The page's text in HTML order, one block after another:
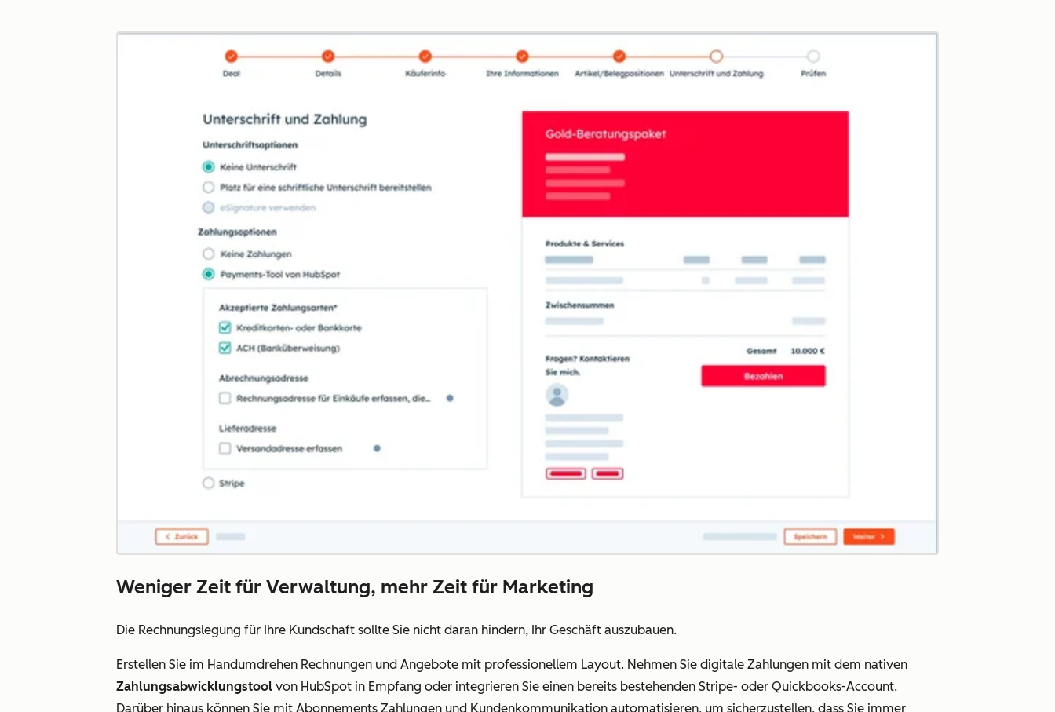
Weniger Zeit für Verwaltung, mehr Zeit für Marketing
Die Rechnungslegung für Ihre Kundschaft sollte Sie nicht daran hindern, Ihr Geschäft auszubauen.
Erstellen Sie im Handumdrehen Rechnungen und Angebote mit professionellem Layout. Nehmen Sie digitale Zahlungen mit dem nativen
Zahlungsabwicklungstool von HubSpot in Empfang oder integrieren Sie einen bereits bestehenden Stripe- oder Quickbooks-Account.
Darüber hinaus können Sie mit Abonnements Zahlungen und Kundenkommunikation automatisieren, um sicherzustellen, dass Sie immer